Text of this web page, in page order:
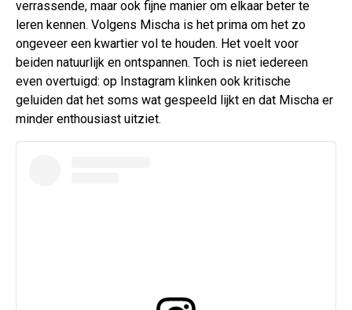
verrassende, maar ook fijne manier om elkaar beter te
leren kennen. Volgens Mischa is het prima om het zo
ongeveer een kwartier vol te houden. Het voelt voor
beiden natuurlijk en ontspannen. Toch is niet iedereen
even overtuigd: op Instagram klinken ook kritische
geluiden dat het soms wat gespeeld lijkt en dat Mischa er
minder enthousiast uitziet.